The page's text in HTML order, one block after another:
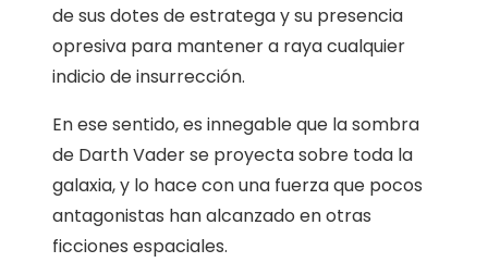
de sus dotes de estratega y su presencia
opresiva para mantener a raya cualquier
indicio de insurrección.
En ese sentido, es innegable que la sombra
de Darth Vader se proyecta sobre toda la
galaxia, y lo hace con una fuerza que pocos
antagonistas han alcanzado en otras
ficciones espaciales.